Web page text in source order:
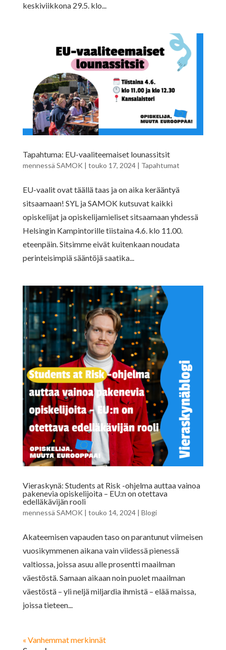
keskiviikkona 29.5. klo...
Tapahtuma: EU-vaaliteemaiset lounassitsit
mennessä SAMOK | touko 17, 2024| Tapahtumat
EU-vaalit ovat täällä taas ja on aika kerääntyä
sitsaamaan! SYL ja SAMOK kutsuvat kaikki
opiskelijat ja opiskelijamieliset sitsaamaan yhdessä
Helsingin Kampintorille tiistaina 4.6. klo 11.00.
eteenpäin. Sitsimme eivät kuitenkaan noudata
perinteisimpiä sääntöjä saatika...
Vieraskynä: Students at Risk -ohjelma auttaa vainoa
pakenevia opiskelijoita – EU:n on otettava
edelläkävijän rooli
mennessä SAMOK | touko 14, 2024| Blogi
Akateemisen vapauden taso on parantunut viimeisen
vuosikymmenen aikana vain viidessä pienessä
valtiossa, joissa asuu alle prosentti maailman
väestöstä. Samaan aikaan noin puolet maailman
väestöstä – yli neljä miljardia ihmistä – elää maissa,
joissa tieteen...
« Vanhemmat merkinnät